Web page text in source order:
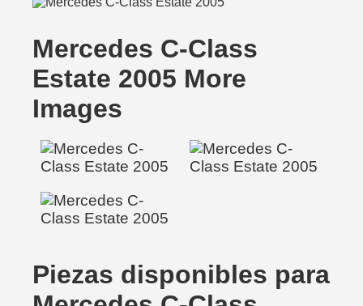
Mercedes C-Class
Estate 2005 More
Images
Piezas disponibles para